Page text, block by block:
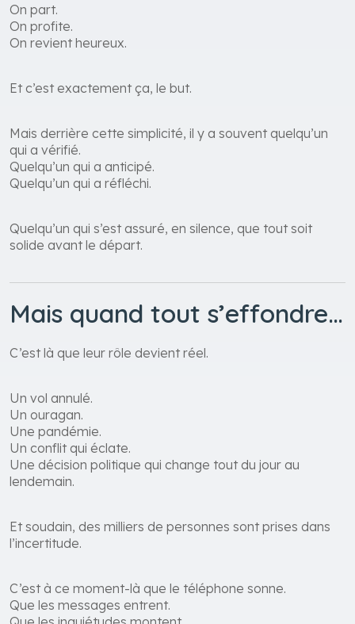
On part.
On profite.
On revient heureux.
Et c’est exactement ça, le but.
Mais derrière cette simplicité, il y a souvent quelqu’un
qui a vérifié.
Quelqu’un qui a anticipé.
Quelqu’un qui a réfléchi.
Quelqu’un qui s’est assuré, en silence, que tout soit
solide avant le départ.
Mais quand tout s’effondre…
C’est là que leur rôle devient réel.
Un vol annulé.
Un ouragan.
Une pandémie.
Un conflit qui éclate.
Une décision politique qui change tout du jour au
lendemain.
Et soudain, des milliers de personnes sont prises dans
l’incertitude.
C’est à ce moment-là que le téléphone sonne.
Que les messages entrent.